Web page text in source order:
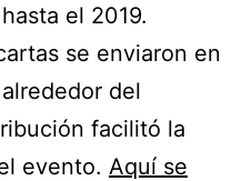
el 2019.
se enviaron en
del
facilitó la
evento. Aquí se